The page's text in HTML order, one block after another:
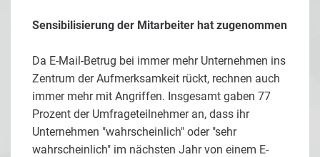
Sensibilisierung der Mitarbeiter hat zugenommen
Da E-Mail-Betrug bei immer mehr Unternehmen ins
Zentrum der Aufmerksamkeit rückt, rechnen auch
immer mehr mit Angriffen. Insgesamt gaben 77
Prozent der Umfrageteilnehmer an, dass ihr
Unternehmen "wahrscheinlich" oder "sehr
wahrscheinlich" im nächsten Jahr von einem E-